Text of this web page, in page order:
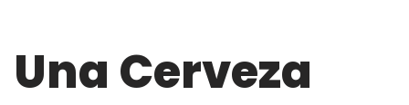
Una Cerveza